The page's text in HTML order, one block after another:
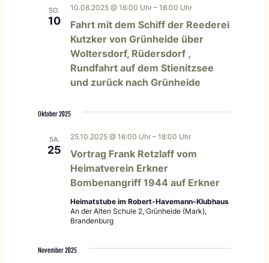
SO.
10
Fahrt mit dem Schiff der Reederei
Kutzker von Grünheide über
Woltersdorf, Rüdersdorf ,
Rundfahrt auf dem Stienitzsee
und zurück nach Grünheide
10.08.2025 @ 16:00 Uhr –18:00 Uhr
Oktober 2025
SA.
25
Vortrag Frank Retzlaff vom
Heimatverein Erkner
Bombenangriff 1944 auf Erkner
25.10.2025 @ 16:00 Uhr –18:00 Uhr
Heimatstube im Robert-Havemann-Klubhaus
An der Alten Schule 2, Grünheide (Mark),
Brandenburg
November 2025